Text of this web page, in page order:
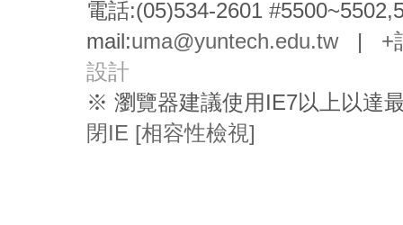
電話:(05)534-2601
mail:uma@yuntech.edu.tw| +
設計
※ 瀏覽器建議使用IE7以上以達
閉IE [相容性檢視]